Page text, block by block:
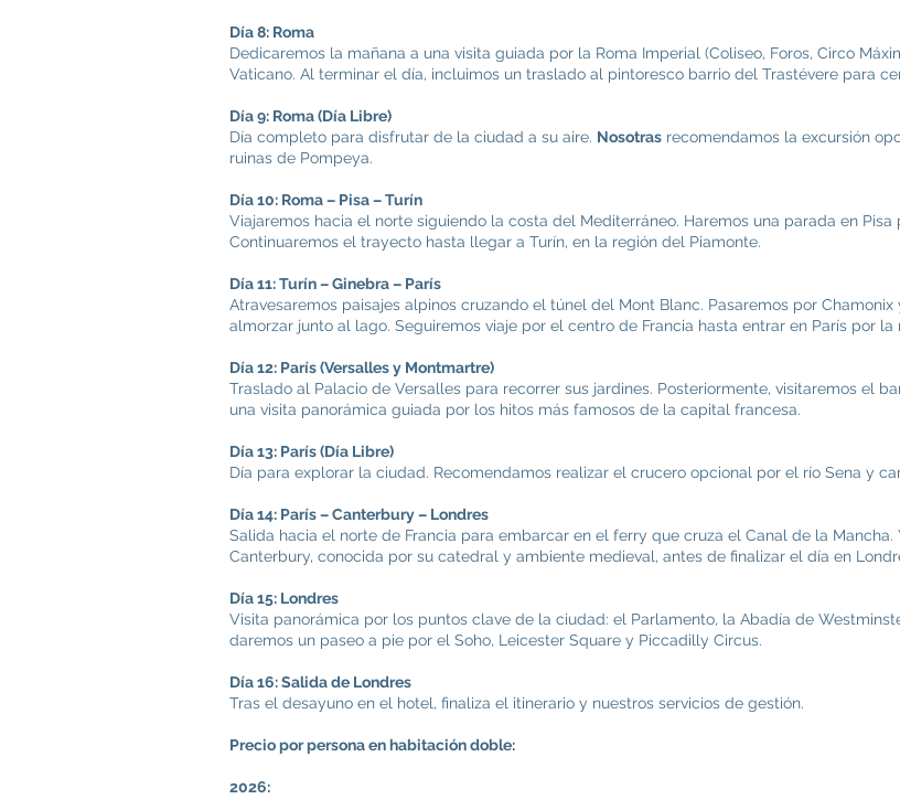
Día 8: Roma
Dedicaremos la mañana a una visita guiada por la Roma Imperial (Coliseo, Foros, Circo
Vaticano. Al terminar el día, incluimos un traslado al pintoresco barrio del Trastévere para
Día 9: Roma (Día Libre)
Día completo para disfrutar de la ciudad a su aire. Nosotras recomendamos la excursión
ruinas de Pompeya.
Día 10: Roma – Pisa – Turín
Viajaremos hacia el norte siguiendo la costa del Mediterráneo. Haremos una parada en
Continuaremos el trayecto hasta llegar a Turín, en la región del Piamonte.
Día 11: Turín – Ginebra – París
Atravesaremos paisajes alpinos cruzando el túnel del Mont Blanc. Pasaremos por
almorzar junto al lago. Seguiremos viaje por el centro de Francia hasta entrar en París por la
Día 12: París (Versalles y Montmartre)
Traslado al Palacio de Versalles para recorrer sus jardines. Posteriormente, visitaremos el
una visita panorámica guiada por los hitos más famosos de la capital francesa.
Día 13: París (Día Libre)
Día para explorar la ciudad. Recomendamos realizar el crucero opcional por el río Sena y
Día 14: París – Canterbury – Londres
Salida hacia el norte de Francia para embarcar en el ferry que cruza el Canal de la
Canterbury, conocida por su catedral y ambiente medieval, antes de finalizar el día en
Día 15: Londres
Visita panorámica por los puntos clave de la ciudad: el Parlamento, la Abadía de
daremos un paseo a pie por el Soho, Leicester Square y Piccadilly Circus.
Día 16: Salida de Londres
Tras el desayuno en el hotel, finaliza el itinerario y nuestros servicios de gestión.
Precio por persona en habitación doble:
2026: